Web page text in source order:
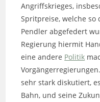
Angriffskrieges,
Spritpreise, welche
Pendler abgefedert
Regierung hiermit
eine andere Politik
sehr stark diskutiert,
Bahn, und seine